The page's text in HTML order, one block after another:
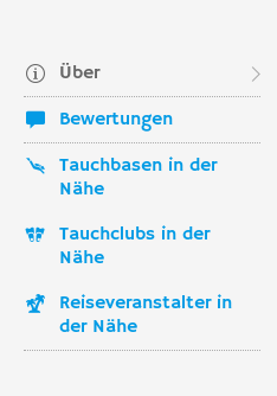
Über
Bewertungen
Tauchbasen in der
Nähe
Tauchclubs in der
Nähe
Reiseveranstalter in
der Nähe